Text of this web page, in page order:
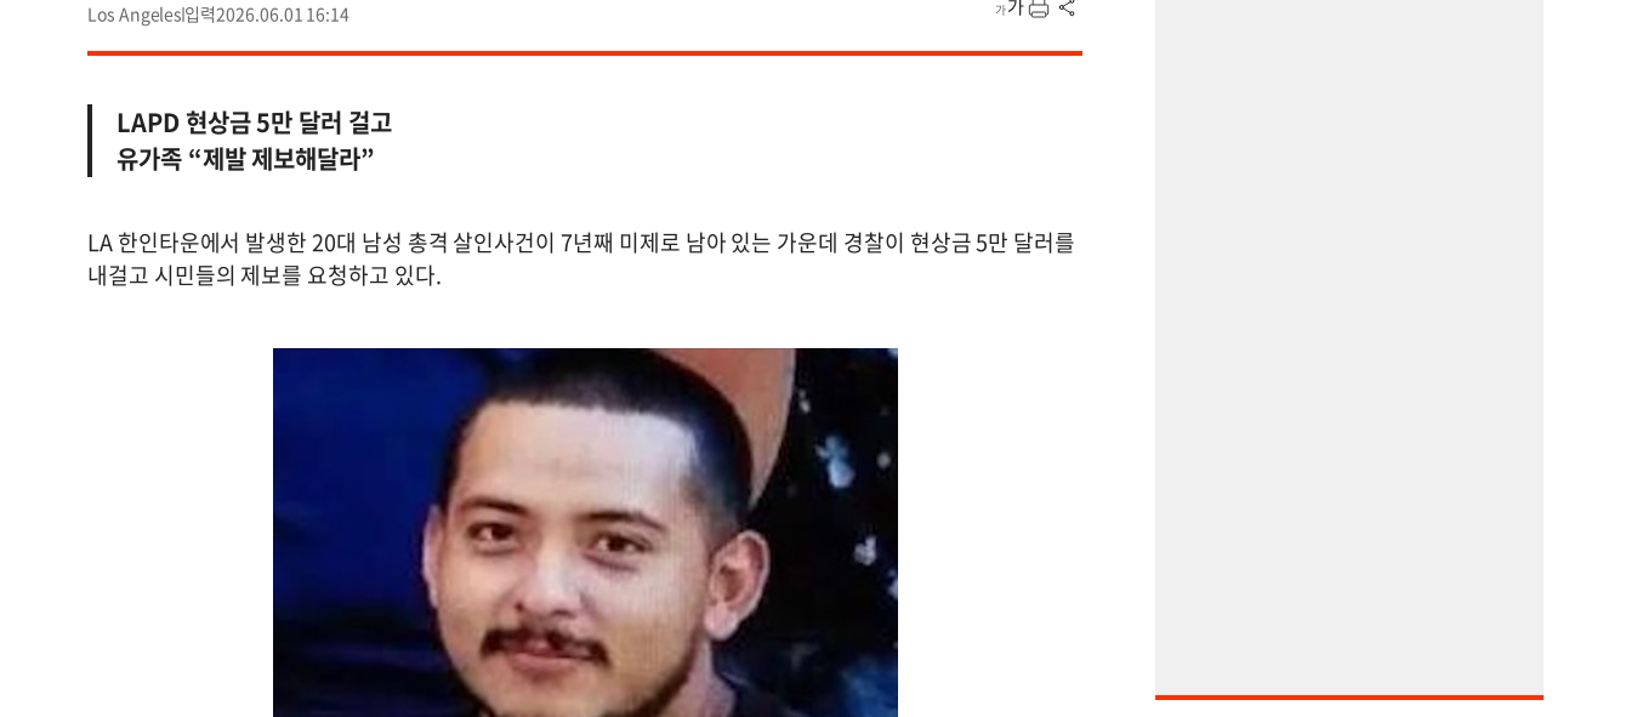
Los Angeles 2026.06.01 16:14
LAPD 현상금 5만 달러 걸고
유가족 “제발 제보해달라”
LA 한인타운에서 발생한 20대 남성 총격 살인사건이 7년째 미제로 남아 있는 가운데 경찰이 현상금 5만 달러를
내걸고 시민들의 제보를 요청하고 있다.